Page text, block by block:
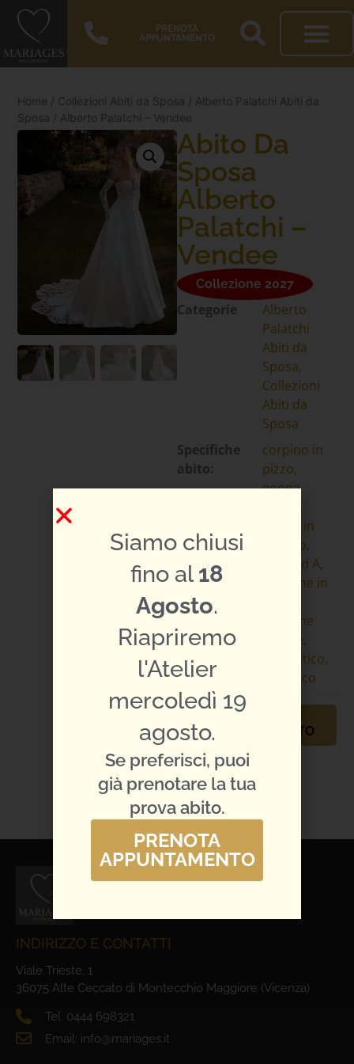
PRENOTA
APPUNTAMENTO
Home / Collezioni Abiti da Sposa / Alberto Palatchi Abiti da
Sposa / Alberto Palatchi – Vendee
Abito Da
Sposa
Alberto
Palatchi –
Vendee
Collezione 2027
Categorie
Alberto
Palatchi
Abiti da
Sposa
Collezioni
Abiti da
Sposa
Specifiche
abito:
corpino in
pizzo
gonna
gonna in
mikado
linea ad A
maniche in
maniche
lunghe
romantico
strascico
APPUNTAMENTO
TI PIACE L'ABITO?
CONDIVIDILO:
INDIRIZZO E CONTATTI
Viale Trieste, 1
36075 Alte Ceccato di Montecchio Maggiore (Vicenza)
Tel. 0444 698321
Email: info@mariages.it
Siamo chiusi
fino al18
Agosto.
Riapriremo
l'Atelier
mercoledì 19
agosto.
Se preferisci, puoi
già prenotare la tua
prova abito.
PRENOTA
APPUNTAMENTO